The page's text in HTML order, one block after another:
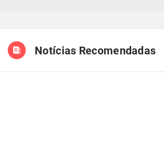
Notícias Recomendadas